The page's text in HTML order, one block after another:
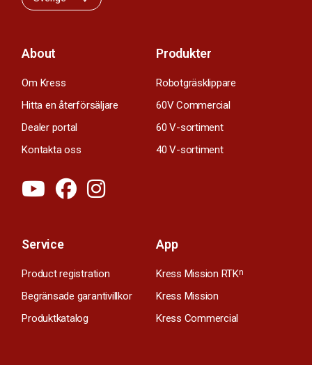
About
Om Kress
Hitta en återförsäljare
Dealer portal
Kontakta oss
Produkter
Robotgräsklippare
60V Commercial
60 V-sortiment
40 V-sortiment
Service
Product registration
Begränsade garantivillkor
Produktkatalog
App
Kress Mission RTKn
Kress Mission
Kress Commercial